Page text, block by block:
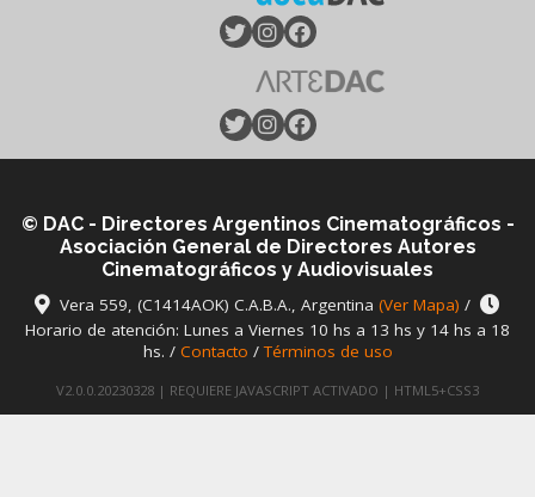
© DAC - Directores Argentinos Cinematográficos -
Asociación General de Directores Autores
Cinematográficos y Audiovisuales
Vera 559, (C1414AOK) C.A.B.A., Argentina (Ver Mapa) /
Horario de atención: Lunes a Viernes 10 hs a 13 hs y 14 hs a 18
hs. / Contacto /Términos de uso
V2.0.0.20230328 | REQUIERE JAVASCRIPT ACTIVADO | HTML5+CSS3